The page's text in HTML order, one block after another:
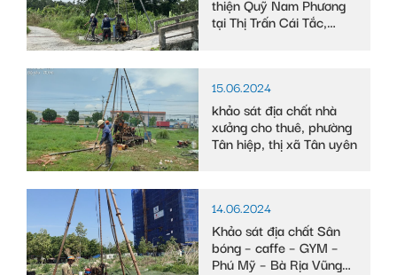
thiện Quỹ Nam Phương
tại Thị Trấn Cái Tắc,
15.06.2024
khảo sát địa chất nhà
xưởng cho thuê, phường
Tân hiệp, thị xã Tân uyên
14.06.2024
Khảo sát địa chất Sân
bóng – caffe – GYM –
Phú Mỹ – Bà Rịa Vũng